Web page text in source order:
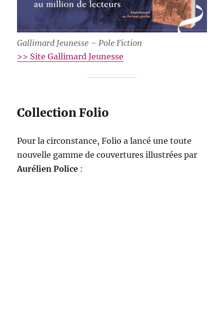
Gallimard Jeunesse – Pole Fiction
>> Site Gallimard Jeunesse
Collection Folio
Pour la circonstance, Folio a lancé une toute
nouvelle gamme de couvertures illustrées par
Aurélien Police :